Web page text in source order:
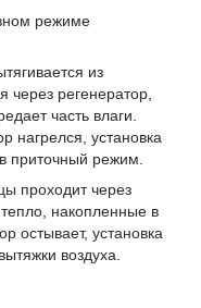
режиме
из
регенератор,
часть влаги.
нагрелся, установка
приточный режим.
проходит через
накопленные в
остывает, установка
воздуха.